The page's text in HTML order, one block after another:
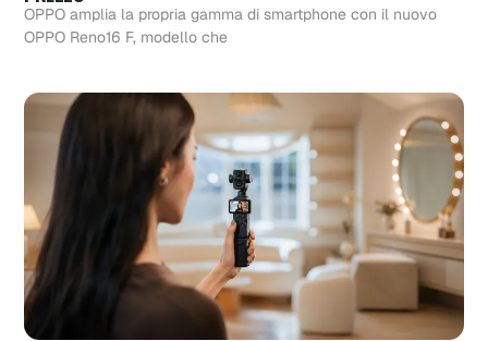
OPPO amplia la propria gamma di smartphone con il nuovo
OPPO Reno16 F, modello che